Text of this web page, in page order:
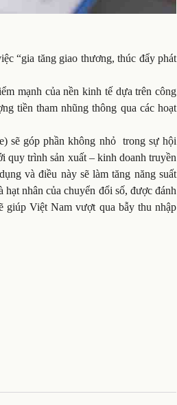
“gia tăng giao thương, thúc đẩy phát
mạnh của nền kinh tế dựa trên công
tiền tham nhũng thông qua các hoạt
sẽ góp phần không nhỏ trong sự hội
quy trình sản xuất – kinh doanh truyền
và điều này sẽ làm tăng năng suất
nhân của chuyển đổi số, được đánh
Việt Nam vượt qua bẫy thu nhập